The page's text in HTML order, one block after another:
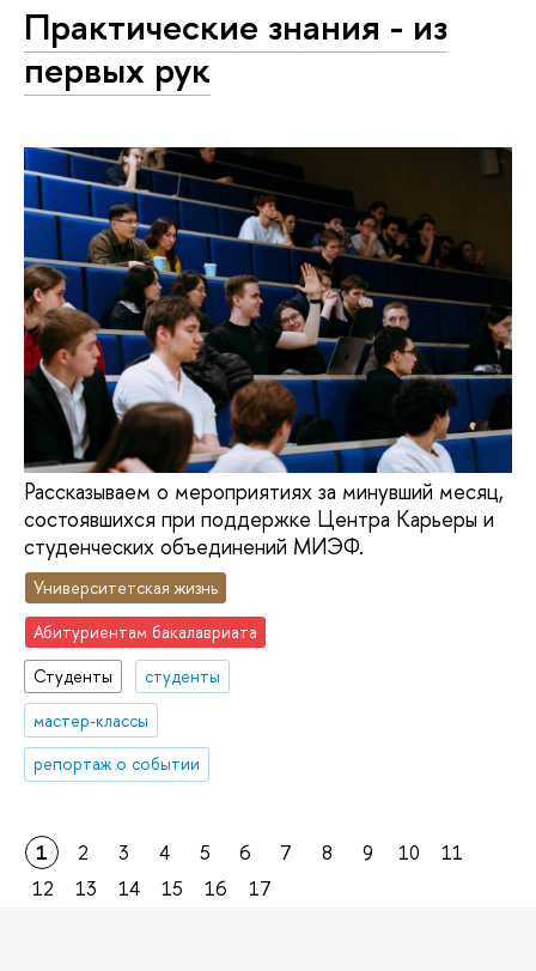
Практические знания - из
первых рук
Рассказываем о мероприятиях за минувший месяц,
состоявшихся при поддержке Центра Карьеры и
студенческих объединений МИЭФ.
Университетская жизнь
Абитуриентам бакалавриата
Студенты
студенты
мастер-классы
репортаж о событии
1 2 3 4 5 6 7 8 9 10
11
12
13 14 15 16 17